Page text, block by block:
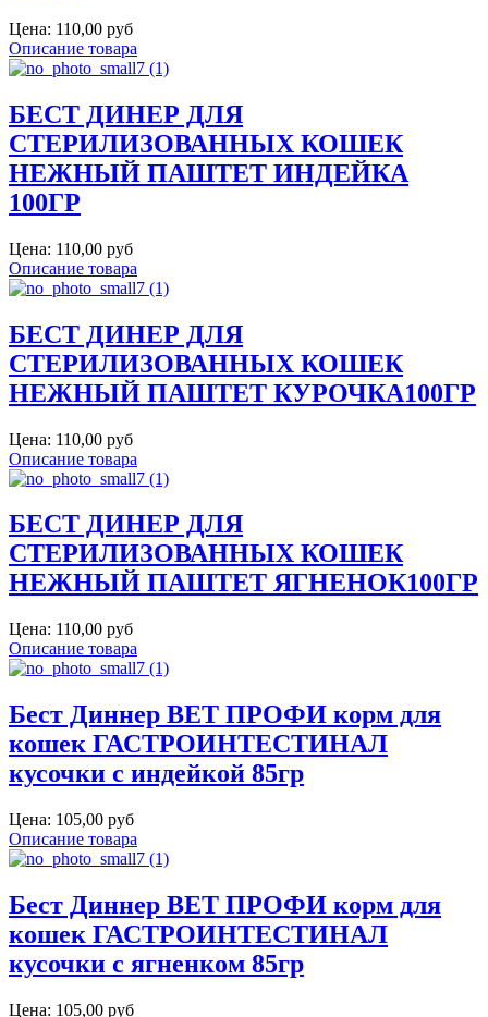
Цена: 110,00 руб
Описание товара
БЕСТ ДИНЕР ДЛЯ
СТЕРИЛИЗОВАННЫХ КОШЕК
НЕЖНЫЙ ПАШТЕТ ИНДЕЙКА
100ГР
Цена: 110,00 руб
Описание товара
БЕСТ ДИНЕР ДЛЯ
СТЕРИЛИЗОВАННЫХ КОШЕК
НЕЖНЫЙ ПАШТЕТ КУРОЧКА100ГР
Цена: 110,00 руб
Описание товара
БЕСТ ДИНЕР ДЛЯ
СТЕРИЛИЗОВАННЫХ КОШЕК
НЕЖНЫЙ ПАШТЕТ ЯГНЕНОК100ГР
Цена: 110,00 руб
Описание товара
Бест Диннер ВЕТ ПРОФИ корм для
кошек ГАСТРОИНТЕСТИНАЛ
кусочки с индейкой 85гр
Цена: 105,00 руб
Описание товара
Бест Диннер ВЕТ ПРОФИ корм для
кошек ГАСТРОИНТЕСТИНАЛ
кусочки с ягненком 85гр
Цена: 105,00 руб